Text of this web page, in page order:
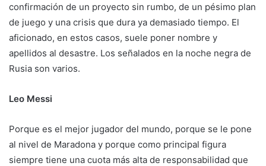
confirmación de un proyecto sin rumbo, de un pésimo plan
de juego y una crisis que dura ya demasiado tiempo. El
aficionado, en estos casos, suele poner nombre y
apellidos al desastre. Los señalados en la noche negra de
Rusia son varios.
Leo Messi
Porque es el mejor jugador del mundo, porque se le pone
al nivel de Maradona y porque como principal figura
siempre tiene una cuota más alta de responsabilidad que